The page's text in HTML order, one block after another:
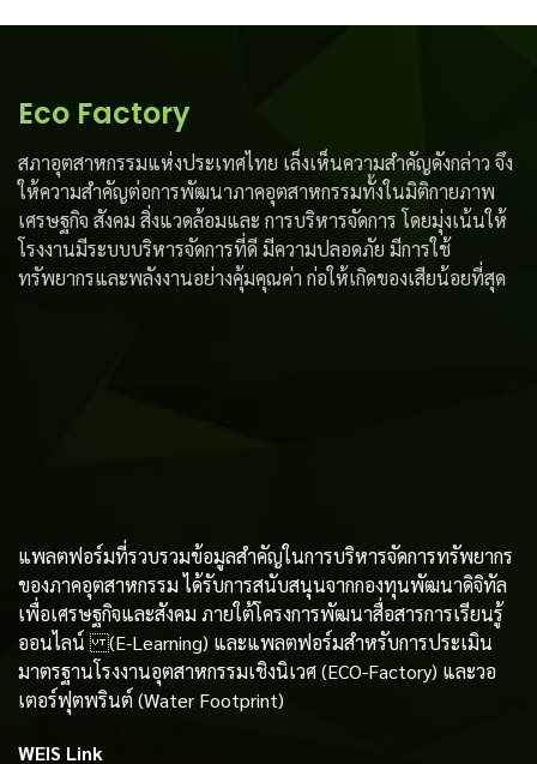
Eco Factory
สภาอุตสาหกรรมแห่งประเทศไทย เล็งเห็นความสำคัญดังกล่าว จึง
ให้ความสำคัญต่อการพัฒนาภาคอุตสาหกรรมทั้งในมิติกายภาพ
เศรษฐกิจ สังคม สิ่งแวดล้อมและ การบริหารจัดการ โดยมุ่งเน้นให้
โรงงานมีระบบบริหารจัดการที่ดี มีความปลอดภัย มีการใช้
ทรัพยากรและพลังงานอย่างคุ้มคุณค่า ก่อให้เกิดของเสียน้อยที่สุด
แพลตฟอร์มที่รวบรวมข้อมูลสําคัญในการบริหารจัดการทรัพยากร
ของภาคอุตสาหกรรม ได้รับการสนับสนุนจากกองทุนพัฒนาดิจิทัล
เพื่อเศรษฐกิจและสังคม ภายใต้โครงการพัฒนาสื่อสารการเรียนรู้
ออนไลน์ (E-Learning) และแพลตฟอร์มสำหรับการประเมิน
มาตรฐานโรงงานอุตสาหกรรมเชิงนิเวศ (ECO-Factory) และวอ
เตอร์ฟุตพรินต์ (Water Footprint)
WEIS Link